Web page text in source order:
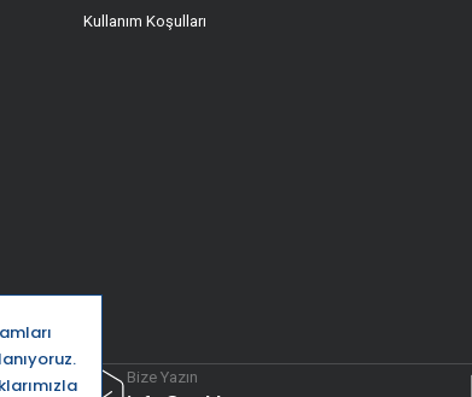
Kullanım Koşulları
Bize Yazın